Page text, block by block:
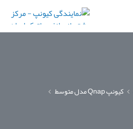
کیونپ Qnap مدل متوسط